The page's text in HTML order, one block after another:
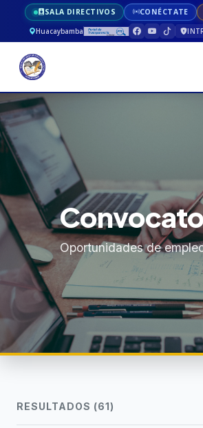
SALA DIRECTIVOS CONÉCTATE
Huacaybamba
Oportunidades de
RESULTADOS (61)